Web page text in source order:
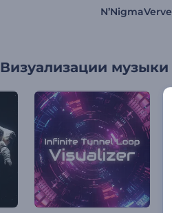
N’NigmaVerve
Визуализации музыки